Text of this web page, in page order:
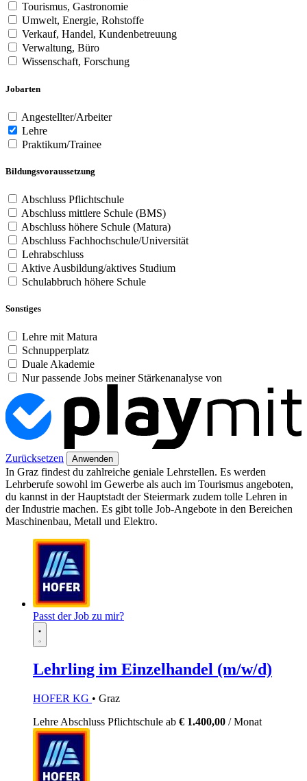
Tourismus, Gastronomie
Umwelt, Energie, Rohstoffe
Verkauf, Handel, Kundenbetreuung
Verwaltung, Büro
Wissenschaft, Forschung
Jobarten
Angestellter/Arbeiter
Lehre
Praktikum/Trainee
Bildungsvoraussetzung
Abschluss Pflichtschule
Abschluss mittlere Schule (BMS)
Abschluss höhere Schule (Matura)
Abschluss Fachhochschule/Universität
Lehrabschluss
Aktive Ausbildung/aktives Studium
Schulabbruch höhere Schule
Sonstiges
Lehre mit Matura
Schnupperplatz
Duale Akademie
Nur passende Jobs meiner Stärkenanalyse von
Zurücksetzen Anwenden
In Graz findest du zahlreiche geniale Lehrstellen. Es werden
Lehrberufe sowohl im Gewerbe als auch im Tourismus angeboten,
du kannst in der Hauptstadt der Steiermark zudem tolle Lehren in
der Industrie machen. Es gibt tolle Job-Angebote in den Bereichen
Maschinenbau, Metall und Elektro.
Passt der Job zu mir?
Lehrling im Einzelhandel (m/w/d)
HOFER KG • Graz
Lehre Abschluss Pflichtschule ab € 1.400,00 / Monat